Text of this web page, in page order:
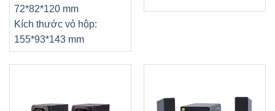
72*82*120 mm
Kích thước vỏ hộp:
155*93*143 mm